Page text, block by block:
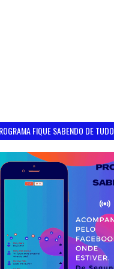
FIQUE SABENDO DE TUDO